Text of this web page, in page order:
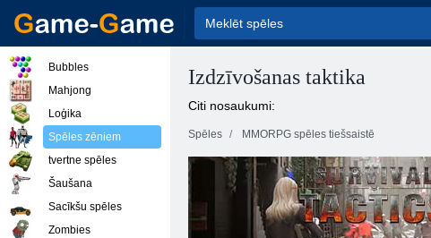
Izdzīvošanas taktika
Citi nosaukumi:
Spēles MMORPG spēles tiešsaistē
Bubbles
Mahjong
Loģika
Spēles zēniem
tvertne spēles
Šaušana
Sacīkšu spēles
Zombies